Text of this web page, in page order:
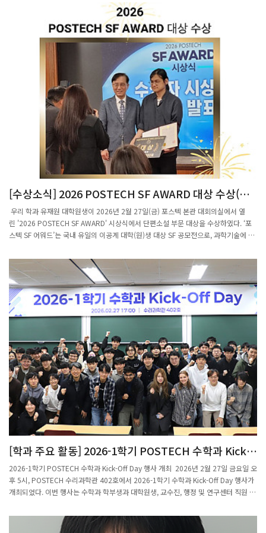
하와 대수의 거울대칭”을 주제로 강연을 진행하였고, 김경민 박사(아시아태평양이론
물리센터)는 “대칭성과 물리의 아름다움”을 주제로 수학과 물리의 깊은 연관성을 소개
하였다. 이번 파이데이 행사는 포스텍 구성원(학부생, 대학원생 등)을 비롯해 포항시민,
경북과학고등학교와 유성여자고등학교 학생들이 참여하여 다양한 기관에서 폭넓은 참
여가 이루어졌다. 행사 시작에 앞서 정재훈 학과장은 파이데이와 관련하여 ‘소수점 어
디까지 알까?’라는 참여형 질문을 던지며 분위기를 부드럽게 이끌었고, 경북과학고등
학교 학생들의 자발적이고 적극적인 참여로 현장은 한층 활기를 띠었다. 또한 참석자들
을 위해 다과가 제공되었으며, 중간중간 퀴즈를 맞힌 참여자들에게는 수학과와
APCTP에서 준비한 기념품이 증정되었다. 강연 이후에는 포스텍 수학과 학부회와
APCTP가 공동으로 준비한 참여형 액티비티 프로그램이 진행되었다. APCTP 퀴즈와
“이 Pi 해석되나요?” 활동을 통해 참가자들은 직접 체험하며 파이데이의 의미를 쉽고
재미있게 이해하는 시간을 가졌다. 특히 포항시민들의 높은 참여도는 행사에 더욱 큰
활기를 더했다.행사 종료 후에는 3.14를 상징하는 원형 피자와 음료가 제공되었으며,
참가자들은 수학을 보다 친근하게 느끼는 뜻깊은 시간을 보냈다. 이날 행사는 성황리에
마무리되었다.
[수상소식] 2026 POSTECH SF AWARD 대상 수상(유
재원 대학원생)
우리 학과 유재원 대학원생이 2026년 2월 27일(금) 포스텍 본관 대회의실에서 열
린 '2026 POSTECH SF AWARD' 시상식에서 단편소설 부문 대상을 수상하였다. ‘포
스텍 SF 어워드’는 국내 유일의 이공계 대학(원)생 대상 SF 공모전으로, 과학기술에 대
련된 행사이다. 이 공모전은 SF 창작을 꿈꾸는 이공계 학생들에게 중요한 등용문으로
자리매김하고 있다. 유재원 대학원생은 오랜 기간 SF 창작 활동을 이어오며 수학 연구
와 글쓰기를 병행해 왔으며, 정해진 규칙 속에서 상상력을 확장해 나간다는 점에서 SF
와 수학의 공통점을 발견하고 이를 작품 세계에 반영해 왔다. 특히 꾸준한 창작 활동과
도전 끝에 이번 대상을 수상하며 ‘SF를 쓰는 연구자’라는 자신의 꿈에 한 걸음 더 다가
서는 계기를 마련하였다. 이날 시상식은 개회사를 시작으로 경과보고(김진희 포스텍
인문사회학부 교수), 격려사(김성근 포스텍 총장), 수상자 시상 및 소감 발표 순으로 진
행되었으며, 심사위원 심사평과 내빈 축사가 이어졌다. 단편소설 부문에서는 동아대학
교, 한국과학기술원, 전북대학교 학생들이 우수상을 수상하였고, 유재원 대학원생이 대
상의 영예를 안았다. 포스텍 소통과 공론 연구소는 앞으로도 과학기술적 전문성과 인문
학적 창의력을 겸비한 이공계 인재들의 SF 창작 활동을 지속적으로 지원해 나갈 계획
이라고 밝혔다.
[학과 주요 활동] 2026-1학기 POSTECH 수학과 Kick-
Off Day 개최
2026-1학기 POSTECH 수학과 Kick-Off Day 행사 개최 2026년 2월 27일 금요일 오
후 5시, POSTECH 수리과학관 402호에서 2026-1학기 수학과 Kick-Off Day 행사가
개최되었다. 이번 행사는 수학과 학부생과 대학원생, 교수진, 행정 및 연구센터 직원 등
모여 교류하고 향후 학과의 방향을 공유하는 의미 있는 자리로 마련되었다. 행사의 진
행은 수학과 주임교수인 정재훈 교수가 맡았다. 정재훈 교수의 인사말로 시작된 본 행